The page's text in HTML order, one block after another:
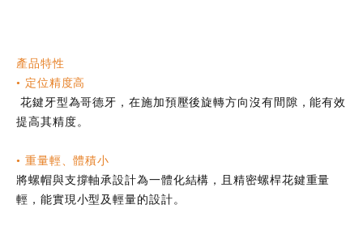
產品特性
• 定位精度高
花鍵牙型為哥德牙，在施加預壓後旋轉方向沒有間隙，能有效
提高其精度。
• 重量輕、體積小
將螺帽與支撐軸承設計為一體化結構，且精密螺桿花鍵重量
輕，能實現小型及輕量的設計。